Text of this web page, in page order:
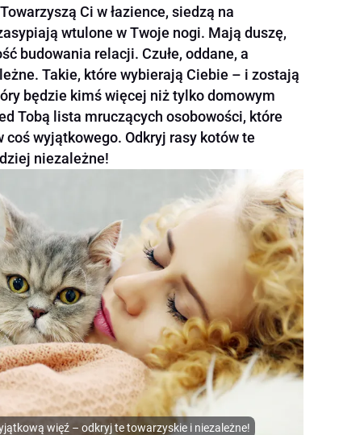
Ci w łazience, siedzą na
wtulone w Twoje nogi. Mają duszę,
budowania relacji. Czułe, oddane, a
Takie, które wybierają Ciebie – i zostają
będzie kimś więcej niż tylko domowym
Tobą lista mruczących osobowości, które
wyjątkowego. Odkryj rasy kotów te
niezależne!
więź – odkryj te towarzyskie i niezależne!